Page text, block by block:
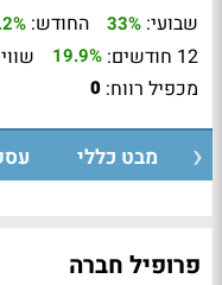
שבועי: 33% החודש:
12 חודשים: 19.9%
מכפיל רווח: 0
מבט כללי
פרופיל חברה